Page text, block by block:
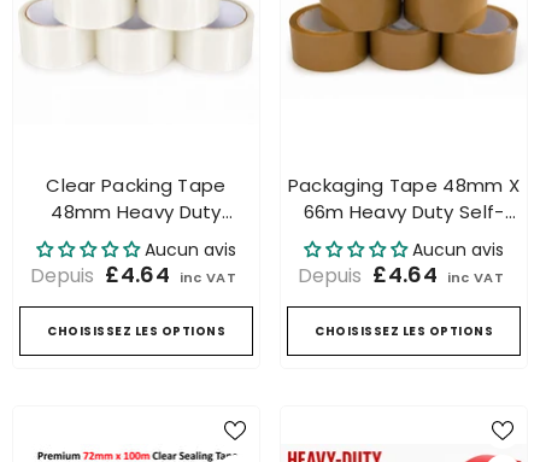
Air Cushion Machine Air
Clear Packing Tape
48mm Heavy Duty
Strong Self-Adhesive
Parcel Packaging Tape
Aucun avis
Depuis £4.64 inc VAT
CHOISISSEZ LES OPTIONS
Packaging Tape 48mm X
66m Heavy Duty Self-
Adhesive Tape 45um
Strong UK
Aucun avis
Depuis £4.64 inc VAT
CHOISISSEZ LES OPTIONS